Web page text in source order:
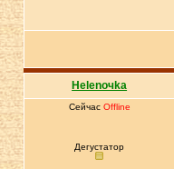
Helenoчka
Сейчас Offline
Дегустатор